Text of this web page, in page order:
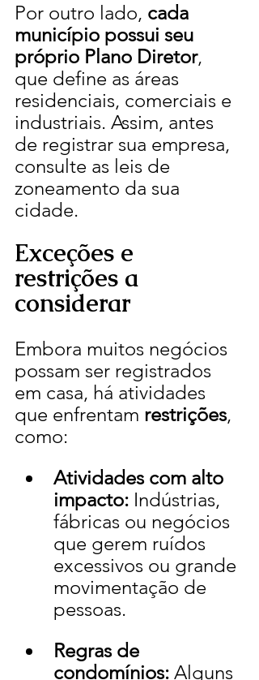
Por outro lado, cada
município possui seu
próprio Plano Diretor,
que define as áreas
residenciais, comerciais e
industriais. Assim, antes
de registrar sua empresa,
consulte as leis de
zoneamento da sua
cidade.
Exceções e
restrições a
considerar
Embora muitos negócios
possam ser registrados
em casa, há atividades
que enfrentam restrições,
como:
Atividades com alto
impacto: Indústrias,
fábricas ou negócios
que gerem ruídos
excessivos ou grande
movimentação de
pessoas.
Regras de
condomínios: Alguns